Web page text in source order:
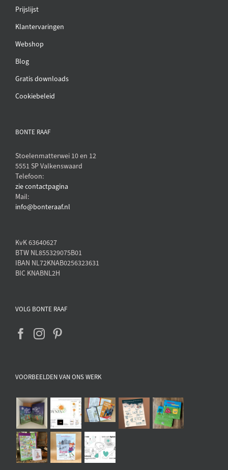
Prijslijst
Klantervaringen
Webshop
Blog
Gratis downloads
Cookiebeleid
BONTE RAAF
Stoelenmatterwei 10 en 12
5551 SP Valkenswaard
Telefoon:
zie contactpagina
Mail:
info@bonteraaf.nl
KvK 63640627
BTW NL855329075B01
IBAN NL72KNAB0256323631
BIC KNABNL2H
VOLG BONTE RAAF
VOORBEELDEN VAN ONS WERK